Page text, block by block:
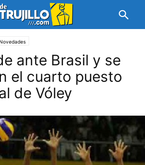
ante Brasil y se
el cuarto puesto
de Vóley